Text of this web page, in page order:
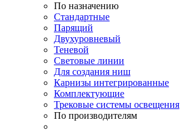
По назначению
Стандартные
Парящий
Двухуровневый
Теневой
Световые линии
Для создания ниш
Карнизы интегрированные
Комплектующие
Трековые системы освещения
По производителям